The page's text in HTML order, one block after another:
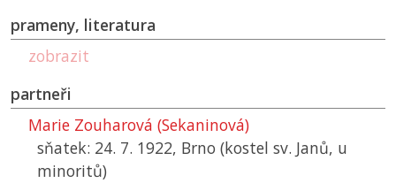
prameny, literatura
zobrazit
partneři
Marie Zouharová (Sekaninová)
sňatek: 24. 7. 1922, Brno (kostel sv. Janů, u
minoritů)